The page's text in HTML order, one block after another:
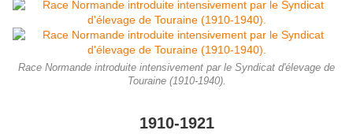
Race Normande introduite intensivement par le Syndicat d'élevage de
Touraine (1910-1940).
1910-1921